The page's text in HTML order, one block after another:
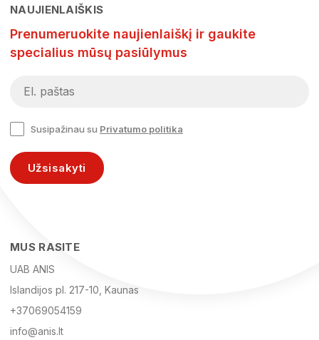
NAUJIENLAIŠKIS
Prenumeruokite naujienlaiškį ir gaukite
specialius mūsų pasiūlymus
Susipažinau su Privatumo politika
Užsisakyti
MUS RASITE
UAB ANIS
Islandijos pl. 217-10, Kaunas
+37069054159
info@anis.lt